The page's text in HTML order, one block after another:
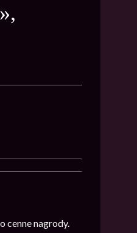
cenne nagrody.